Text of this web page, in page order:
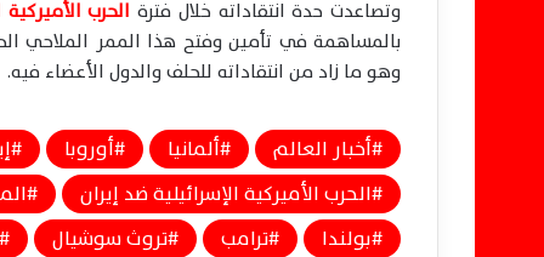
وتصاعدت حدة انتقاداته خلال فترة الحرب الأميركية
بالمساهمة في تأمين وفتح هذا الممر الملاحي
وهو ما زاد من انتقاداته للحلف والدول الأعضاء فيه.
أخبار العالم ألمانيا أوروبا
الحرب الأميركية الإسرائيلية ضد إيران
بولندا
ترامب تروث سوشيال